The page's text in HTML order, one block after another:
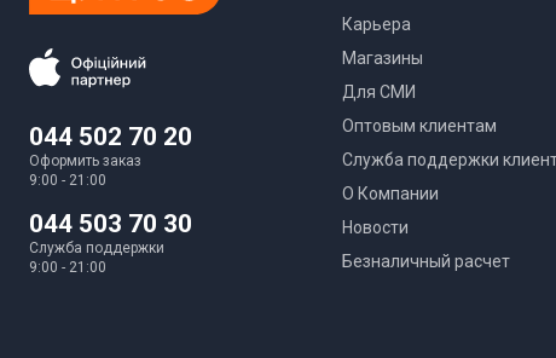
044 502 70 20
Оформить заказ
9:00 - 21:00
044 503 70 30
Служба поддержки
9:00 - 21:00
Карьера
Магазины
Для СМИ
Оптовым клиентам
Служба поддержки
О Компании
Новости
Безналичный расчет